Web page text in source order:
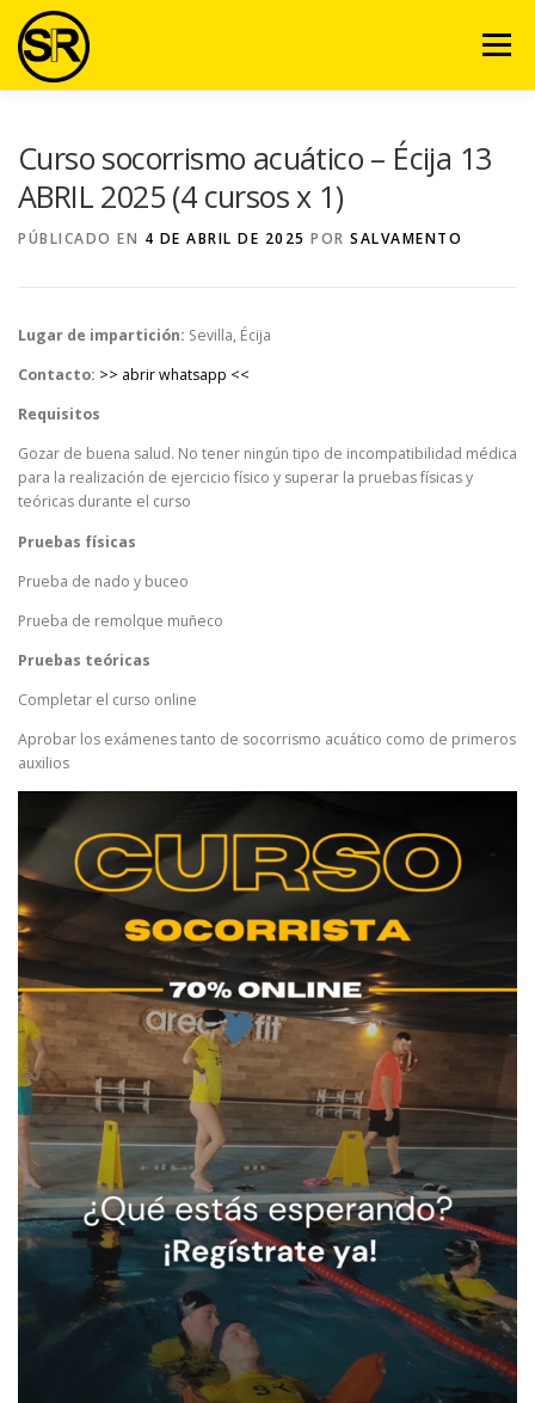
Saltar
contenido
Menú
Curso socorrismo acuático – Écija 13
ABRIL 2025 (4 cursos x 1)
PÚBLICADO EN 4 DE ABRIL DE 2025 POR SALVAMENTO
Lugar de impartición: Sevilla, Écija
Contacto: >> abrir whatsapp <<
Requisitos
Gozar de buena salud. No tener ningún tipo de incompatibilidad médica
para la realización de ejercicio físico y superar la pruebas físicas y
teóricas durante el curso
Pruebas físicas
Prueba de nado y buceo
Prueba de remolque muñeco
Pruebas teóricas
Completar el curso online
Aprobar los exámenes tanto de socorrismo acuático como de primeros
auxilios